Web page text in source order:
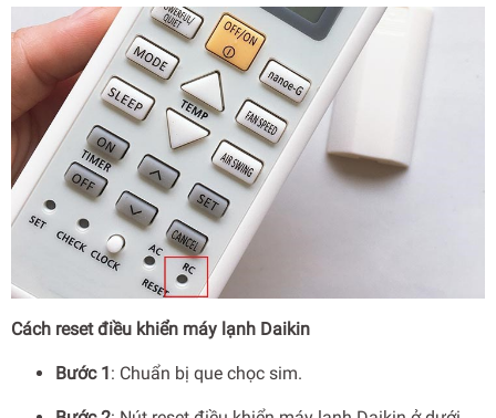
Cách reset điều khiển máy lạnh Daikin
Bước 1: Chuẩn bị que chọc sim.